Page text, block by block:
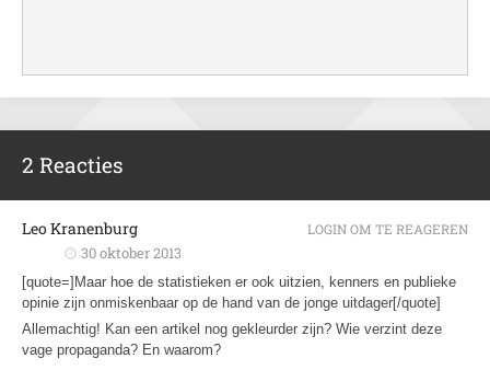
2 Reacties
Leo Kranenburg
30 oktober 2013
[quote=]Maar hoe de statistieken er ook uitzien, kenners en publieke
opinie zijn onmiskenbaar op de hand van de jonge uitdager[/quote]
Allemachtig! Kan een artikel nog gekleurder zijn? Wie verzint deze
vage propaganda? En waarom?
LOGIN OM TE REAGEREN